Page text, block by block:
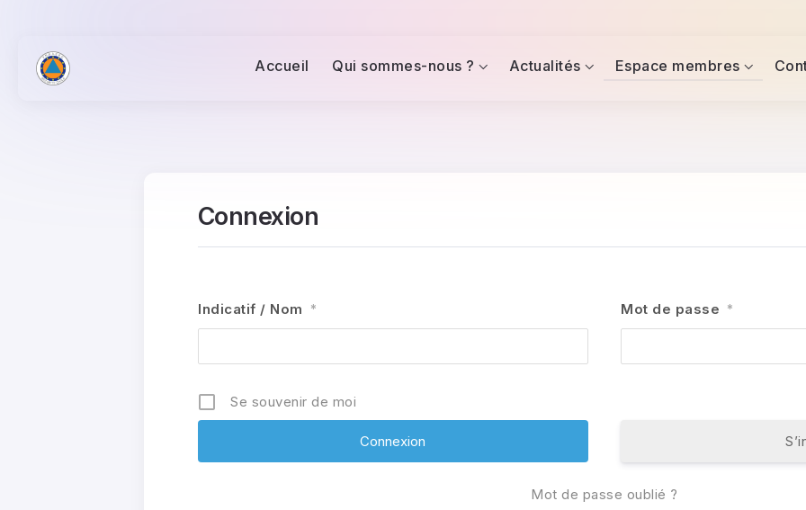
Accueil Qui sommes-nous ? Actualités Espace membres
Connexion
Indicatif / Nom * Mot de passe *
Se souvenir de moi
Mot de passe oublié ?